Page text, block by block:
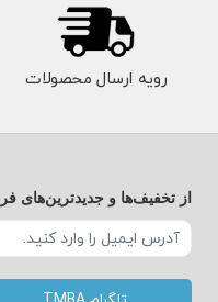
رویه ارسال محصولات
از تخفیف‌ها و جدیدترین‌های